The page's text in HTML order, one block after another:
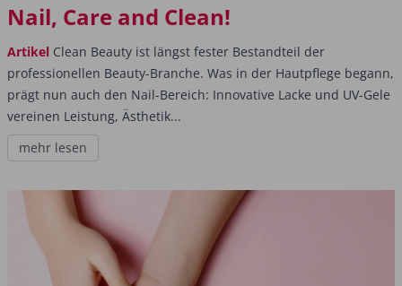
Nail, Care and Clean!
Artikel Clean Beauty ist längst fester Bestandteil der
professionellen Beauty-Branche. Was in der Hautpflege begann,
prägt nun auch den Nail-Bereich: Innovative Lacke und UV-Gele
vereinen Leistung, Ästhetik...
mehr lesen